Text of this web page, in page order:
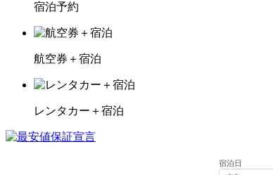
宿泊予約
航空券＋宿泊
レンタカー＋宿泊
宿泊日